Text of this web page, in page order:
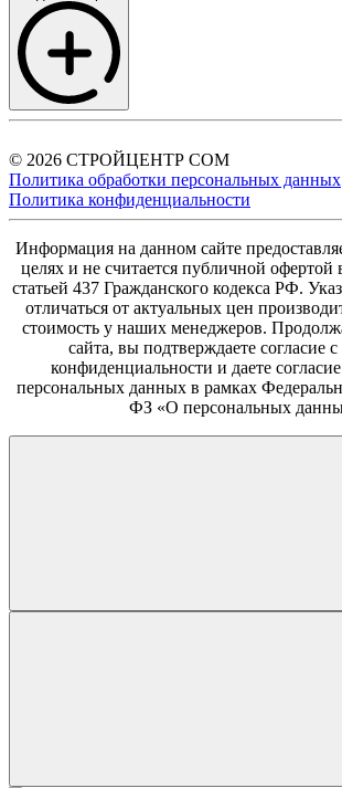
© 2026 СТРОЙЦЕНТР СОМ
Политика обработки персональных данных
Политика конфиденциальности
Информация на данном сайте
целях и не считается публичной офертой
статьей 437 Гражданского кодекса РФ.
отличаться от актуальных цен
стоимость у наших менеджеров.
сайта, вы подтверждаете согласие
конфиденциальности и даете
персональных данных в рамках
ФЗ «О персональных